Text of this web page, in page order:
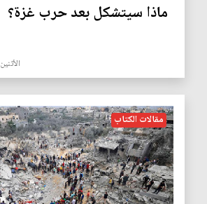
ماذا سيتشكل بعد حرب غزة؟
الأثنين 20 تشرين الثاني 2023
مقالات الكتاب